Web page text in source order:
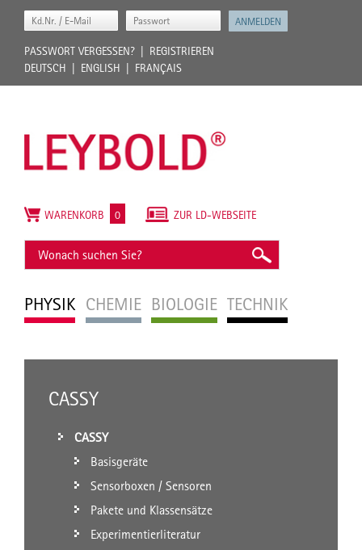
PASSWORT VERGESSEN?
REGISTRIEREN
DEUTSCH
ENGLISH FRANÇAIS
PHYSIK CHEMIE BIOLOGIE TECHNIK
ZUR LD-WEBSEITE
WARENKORB 0
CASSY
CASSY
Basisgeräte
Sensorboxen / Sensoren
Pakete und Klassensätze
Experimentierliteratur